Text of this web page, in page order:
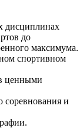
дисциплинах
до
максимума.
спортивном
ценными
соревнования и